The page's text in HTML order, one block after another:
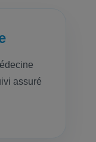
assuré